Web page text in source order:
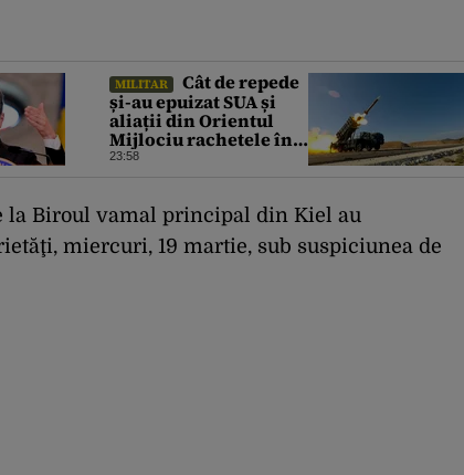
MILITAR
Cât de repede
și-au epuizat SUA și
aliații din Orientul
Mijlociu rachetele în
conflictul cu Iranul
23:58
la Biroul vamal principal din Kiel au
miercuri, 19 martie, sub suspiciunea de